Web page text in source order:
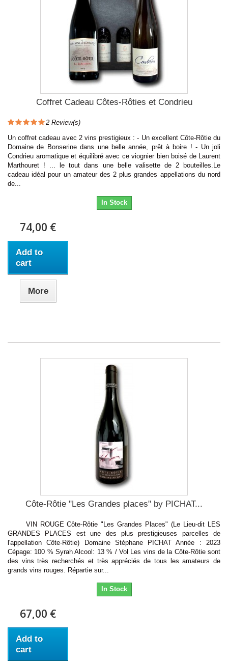
Coffret Cadeau Côtes-Rôties et Condrieu
2 Review(s)
Un coffret cadeau avec 2 vins prestigieux : - Un excellent Côte-Rôtie du
Domaine de Bonserine dans une belle année, prêt à boire ! - Un joli
Condrieu aromatique et équilibré avec ce viognier bien boisé de Laurent
Marthouret ! ... le tout dans une belle valisette de 2 bouteilles.Le
cadeau idéal pour un amateur des 2 plus grandes appellations du nord
de...
In Stock
74,00 €
Add to
cart
More
Côte-Rôtie "Les Grandes places" by PICHAT...
VIN ROUGE Côte-Rôtie "Les Grandes Places" (Le Lieu-dit LES
GRANDES PLACES est une des plus prestigieuses parcelles de
l'appellation Côte-Rôtie) Domaine Stéphane PICHAT Année : 2023
Cépage: 100 % Syrah Alcool: 13 % / Vol Les vins de la Côte-Rôtie sont
des vins très recherchés et très appréciés de tous les amateurs de
grands vins rouges. Répartie sur...
In Stock
67,00 €
Add to
cart